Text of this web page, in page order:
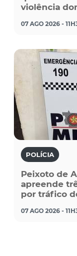
violência
07 AGO 2026 -
POLÍCIA
Peixoto de
apreende
por tráfico
07 AGO 2026 -